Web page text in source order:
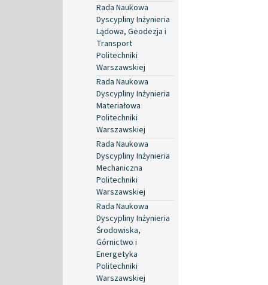
Rada Naukowa
Dyscypliny Inżynieria
Lądowa, Geodezja i
Transport
Politechniki
Warszawskiej
Rada Naukowa
Dyscypliny Inżynieria
Materiałowa
Politechniki
Warszawskiej
Rada Naukowa
Dyscypliny Inżynieria
Mechaniczna
Politechniki
Warszawskiej
Rada Naukowa
Dyscypliny Inżynieria
Środowiska,
Górnictwo i
Energetyka
Politechniki
Warszawskiej